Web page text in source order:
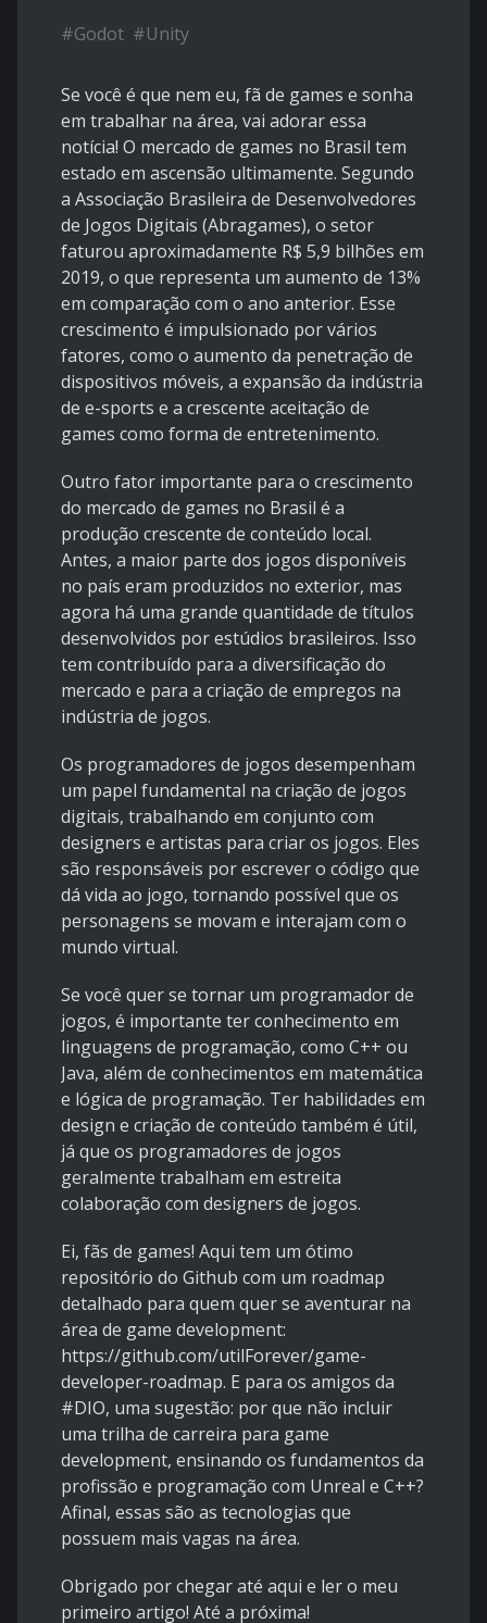
#Godot #Unity
Se você é que nem eu, fã de games e sonha
em trabalhar na área, vai adorar essa
notícia! O mercado de games no Brasil tem
estado em ascensão ultimamente. Segundo
a Associação Brasileira de Desenvolvedores
de Jogos Digitais (Abragames), o setor
faturou aproximadamente R$ 5,9 bilhões em
2019, o que representa um aumento de 13%
em comparação com o ano anterior. Esse
crescimento é impulsionado por vários
fatores, como o aumento da penetração de
dispositivos móveis, a expansão da indústria
de e-sports e a crescente aceitação de
games como forma de entretenimento.
Outro fator importante para o crescimento
do mercado de games no Brasil é a
produção crescente de conteúdo local.
Antes, a maior parte dos jogos disponíveis
no país eram produzidos no exterior, mas
agora há uma grande quantidade de títulos
desenvolvidos por estúdios brasileiros. Isso
tem contribuído para a diversificação do
mercado e para a criação de empregos na
indústria de jogos.
Os programadores de jogos desempenham
um papel fundamental na criação de jogos
digitais, trabalhando em conjunto com
designers e artistas para criar os jogos. Eles
são responsáveis por escrever o código que
dá vida ao jogo, tornando possível que os
personagens se movam e interajam com o
mundo virtual.
Se você quer se tornar um programador de
jogos, é importante ter conhecimento em
linguagens de programação, como C++ ou
Java, além de conhecimentos em matemática
e lógica de programação. Ter habilidades em
design e criação de conteúdo também é útil,
já que os programadores de jogos
geralmente trabalham em estreita
colaboração com designers de jogos.
Ei, fãs de games! Aqui tem um ótimo
repositório do Github com um roadmap
detalhado para quem quer se aventurar na
área de game development:
https://github.com/utilForever/game-
developer-roadmap. E para os amigos da
#DIO, uma sugestão: por que não incluir
uma trilha de carreira para game
development, ensinando os fundamentos da
profissão e programação com Unreal e C++?
Afinal, essas são as tecnologias que
possuem mais vagas na área.
Obrigado por chegar até aqui e ler o meu
primeiro artigo! Até a próxima!